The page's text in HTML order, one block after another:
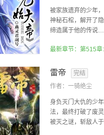
被家族遗弃的少年
神秘石棺，解开了
缔造属于他的传说
最新章节：第515章
雷帝
完结
作者： 一骑绝尘
身负灭门大仇的少
法，最终打破了废
被灭之谜，斩敌人